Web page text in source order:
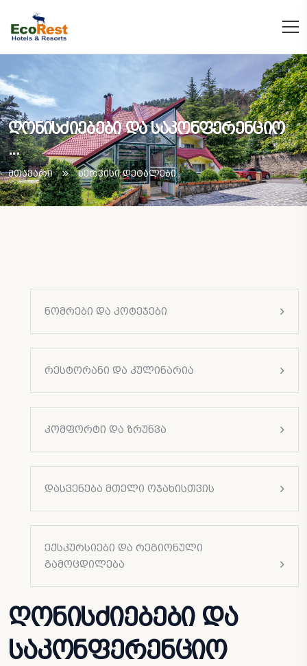
ღონისძიებები და საკონფერენციო
...
მთავარი სერვისი დეტალები
ნომრები და კოტეჯები
რესტორანი და კულინარია
კომფორტი და ზრუნვა
დასვენება მთელი ოჯახისთვის
ექსკურსიები და რეგიონული
გამოცდილება
ღონისძიებები და
საკონფერენციო